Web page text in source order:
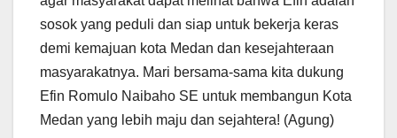
sosok yang peduli dan siap untuk bekerja keras
demi kemajuan kota Medan dan kesejahteraan
masyarakatnya. Mari bersama-sama kita dukung
Efin Romulo Naibaho SE untuk membangun Kota
Medan yang lebih maju dan sejahtera! (Agung)